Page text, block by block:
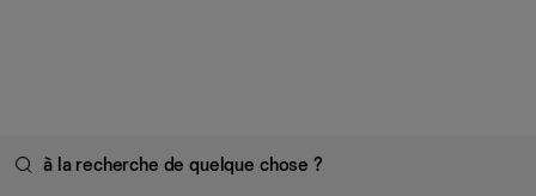
à la recherche de quelque chose ?